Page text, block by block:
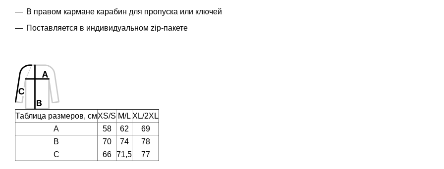
В правом кармане карабин для пропуска или ключей
Поставляется в индивидуальном zip-пакете
Таблица размеров, смXS/S M/L XL/2XL
A
58 62
69
B
70 74
78
C
66 71,5 77